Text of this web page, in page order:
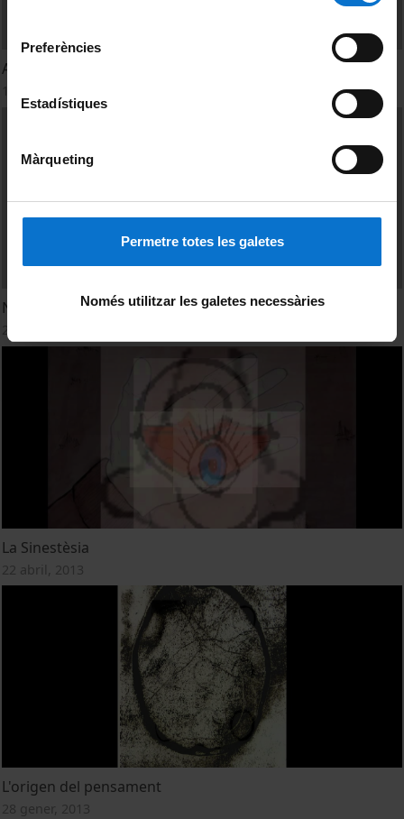
Preferències
Estadístiques
Màrqueting
Permetre totes les galetes
Només utilitzar les galetes necessàries
Alicia i Clàudia Neurociència
Neuro Vita
La Sinestèsia
22 abril, 2013
L'origen del pensament
28 gener, 2013